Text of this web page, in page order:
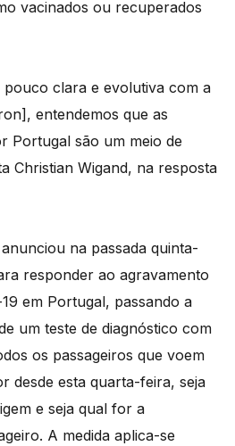
vacinados ou recuperados
pouco clara e evolutiva com a
entendemos que as
Portugal são um meio de
Christian Wigand, na resposta
na passada quinta-
responder ao agravamento
em Portugal, passando a
um teste de diagnóstico com
os passageiros que voem
desde esta quarta-feira, seja
e seja qual for a
A medida aplica-se